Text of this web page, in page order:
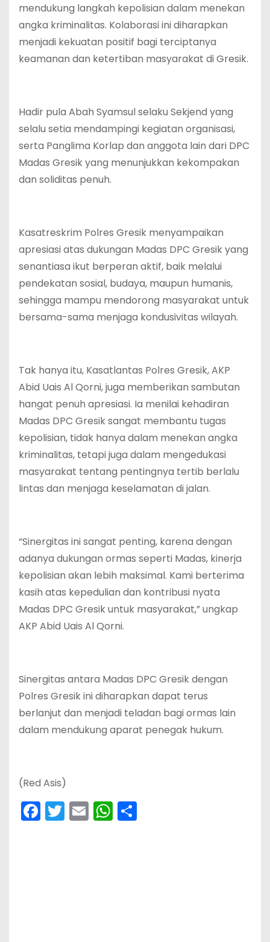
mendukung langkah kepolisian dalam menekan
angka kriminalitas. Kolaborasi ini diharapkan
menjadi kekuatan positif bagi terciptanya
keamanan dan ketertiban masyarakat di Gresik.
Hadir pula Abah Syamsul selaku Sekjend yang
selalu setia mendampingi kegiatan organisasi,
serta Panglima Korlap dan anggota lain dari DPC
Madas Gresik yang menunjukkan kekompakan
dan soliditas penuh.
Kasatreskrim Polres Gresik menyampaikan
apresiasi atas dukungan Madas DPC Gresik yang
senantiasa ikut berperan aktif, baik melalui
pendekatan sosial, budaya, maupun humanis,
sehingga mampu mendorong masyarakat untuk
bersama-sama menjaga kondusivitas wilayah.
Tak hanya itu, Kasatlantas Polres Gresik, AKP
Abid Uais Al Qorni, juga memberikan sambutan
hangat penuh apresiasi. Ia menilai kehadiran
Madas DPC Gresik sangat membantu tugas
kepolisian, tidak hanya dalam menekan angka
kriminalitas, tetapi juga dalam mengedukasi
masyarakat tentang pentingnya tertib berlalu
lintas dan menjaga keselamatan di jalan.
“Sinergitas ini sangat penting, karena dengan
adanya dukungan ormas seperti Madas, kinerja
kepolisian akan lebih maksimal. Kami berterima
kasih atas kepedulian dan kontribusi nyata
Madas DPC Gresik untuk masyarakat,” ungkap
AKP Abid Uais Al Qorni.
Sinergitas antara Madas DPC Gresik dengan
Polres Gresik ini diharapkan dapat terus
berlanjut dan menjadi teladan bagi ormas lain
dalam mendukung aparat penegak hukum.
(Red Asis)
F
a
T
w
E
m
W
h